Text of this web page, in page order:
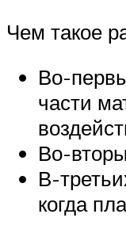
Чем такое
Во-
части
Во-
В-
когда